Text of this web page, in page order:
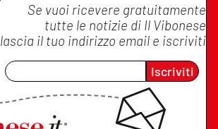
Se vuoi ricevere gratuitamente
tutte le notizie di Il Vibonese
lascia il tuo indirizzo email e iscriviti
Iscriviti